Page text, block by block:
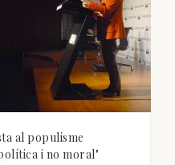
al populisme
i no moral"